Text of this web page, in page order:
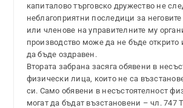
капиталово търговско дружество не
неблагоприятни последици за
или членове на управителните му
производство може да не бъде открито
да бъде оздравен.
Втората забрана засяга обявени в
физически лица, които не са
си. Само обявени в несъстоятелност
могат да бъдат възстановени – чл. 747